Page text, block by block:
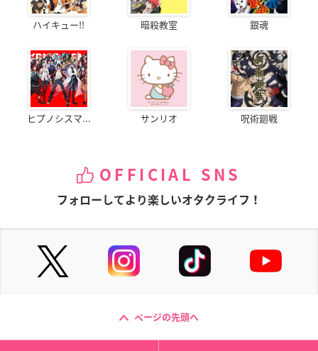
ハイキュー!! 暗殺教室 銀魂
ヒプノシスマ... サンリオ 呪術廻戦
OFFICIAL SNS
フォローしてより楽しいオタクライフ！
ページの先頭へ